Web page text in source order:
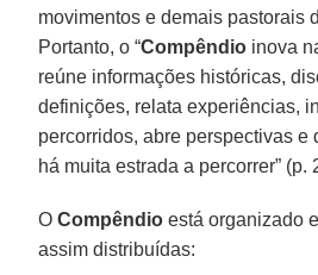
movimentos e demais pastorais
Portanto, o “Compêndio inova
reúne informações históricas,
definições, relata experiências,
percorridos, abre perspectivas e
há muita estrada a percorrer” (p.
OCompêndio está organizado
assim distribuídas: